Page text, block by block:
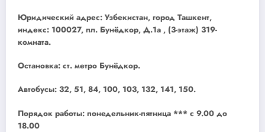
Юридический адрес: Узбекистан, город Ташкент,
индекс: 100027, пл. Бунёдкор, Д.1а , (3-этаж) 319-
комната.
Остановка: ст. метро Бунёдкор.
Автобусы: 32, 51, 84, 100, 103, 132, 141, 150.
Порядок работы: понедельник-пятница *** с 9.00 до
18.00